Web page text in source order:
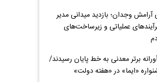
آرامش وجدان؛ بازدید میدانی مدیر
عملیاتی و زیرساخت‌های
برتر معدنی به خط پایان رسیدند/
«ایما» در «هفته دولت»